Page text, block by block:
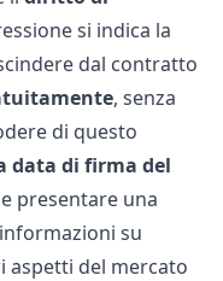
si indica la
dal contratto
, senza
di questo
data di firma del
presentare una
su
aspetti del mercato